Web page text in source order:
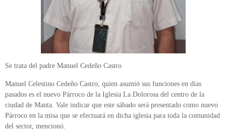
Se trata del padre Manuel Cedeño Castro
Manuel Celestino Cedeño Castro, quien asumió sus funciones en días
pasados es el nuevo Párroco de la Iglesia La Dolorosa del centro de la
ciudad de Manta. Vale indicar que este sábado será presentado como nuevo
Párroco en la misa que se efectuará en dicha iglesia para toda la comunidad
del sector, mencionó.